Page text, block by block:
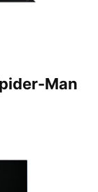
Man